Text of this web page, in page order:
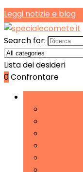
Leggi notizie e blog
Search for:
Lista dei desideri
0Confrontare